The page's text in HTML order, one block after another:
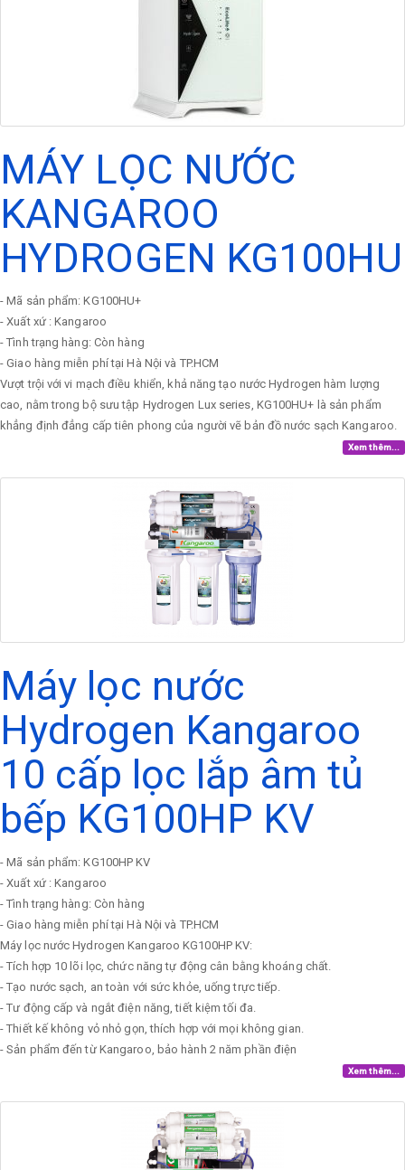
MÁY LỌC NƯỚC
KANGAROO
HYDROGEN KG100HU
- Mã sản phẩm: KG100HU+
- Xuất xứ : Kangaroo
- Tình trạng hàng: Còn hàng
- Giao hàng miễn phí tại Hà Nội và TP.HCM
Vượt trội với vi mạch điều khiển, khả năng tạo nước Hydrogen hàm lượng
cao, nằm trong bộ sưu tập Hydrogen Lux series, KG100HU+ là sản phẩm
khẳng định đẳng cấp tiên phong của người vẽ bản đồ nước sạch Kangaroo.
Xem thêm...
Máy lọc nước
Hydrogen Kangaroo
10 cấp lọc lắp âm tủ
bếp KG100HP KV
- Mã sản phẩm: KG100HP KV
- Xuất xứ : Kangaroo
- Tình trạng hàng: Còn hàng
- Giao hàng miễn phí tại Hà Nội và TP.HCM
Máy lọc nước Hydrogen Kangaroo KG100HP KV:
- Tích hợp 10 lõi lọc, chức năng tự động cân bằng khoáng chất.
- Tạo nước sạch, an toàn với sức khỏe, uống trực tiếp.
- Tư động cấp và ngắt điện năng, tiết kiệm tối đa.
- Thiết kế không vỏ nhỏ gọn, thích hợp với mọi không gian.
- Sản phẩm đến từ Kangaroo, bảo hành 2 năm phần điện
Xem thêm...